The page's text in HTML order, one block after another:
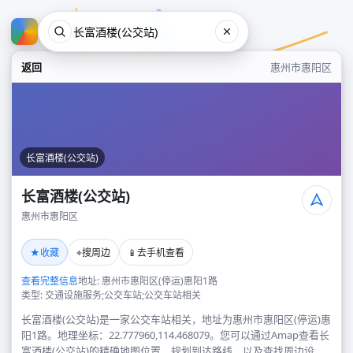
返回 惠州市惠阳区
长富酒楼(公交站)
长富酒楼(公交站)
惠州市惠阳区
★收藏 ⌖搜周边 📱 去手机查看
查看完整信息地址: 惠州市惠阳区(停运)惠阳1路
类型: 交通设施服务;公交车站;公交车站相关
长富酒楼(公交站)是一家公交车站相关，地址为惠州市惠阳区(停运)惠
阳1路。地理坐标：22.777960,114.468079。您可以通过Amap查看长